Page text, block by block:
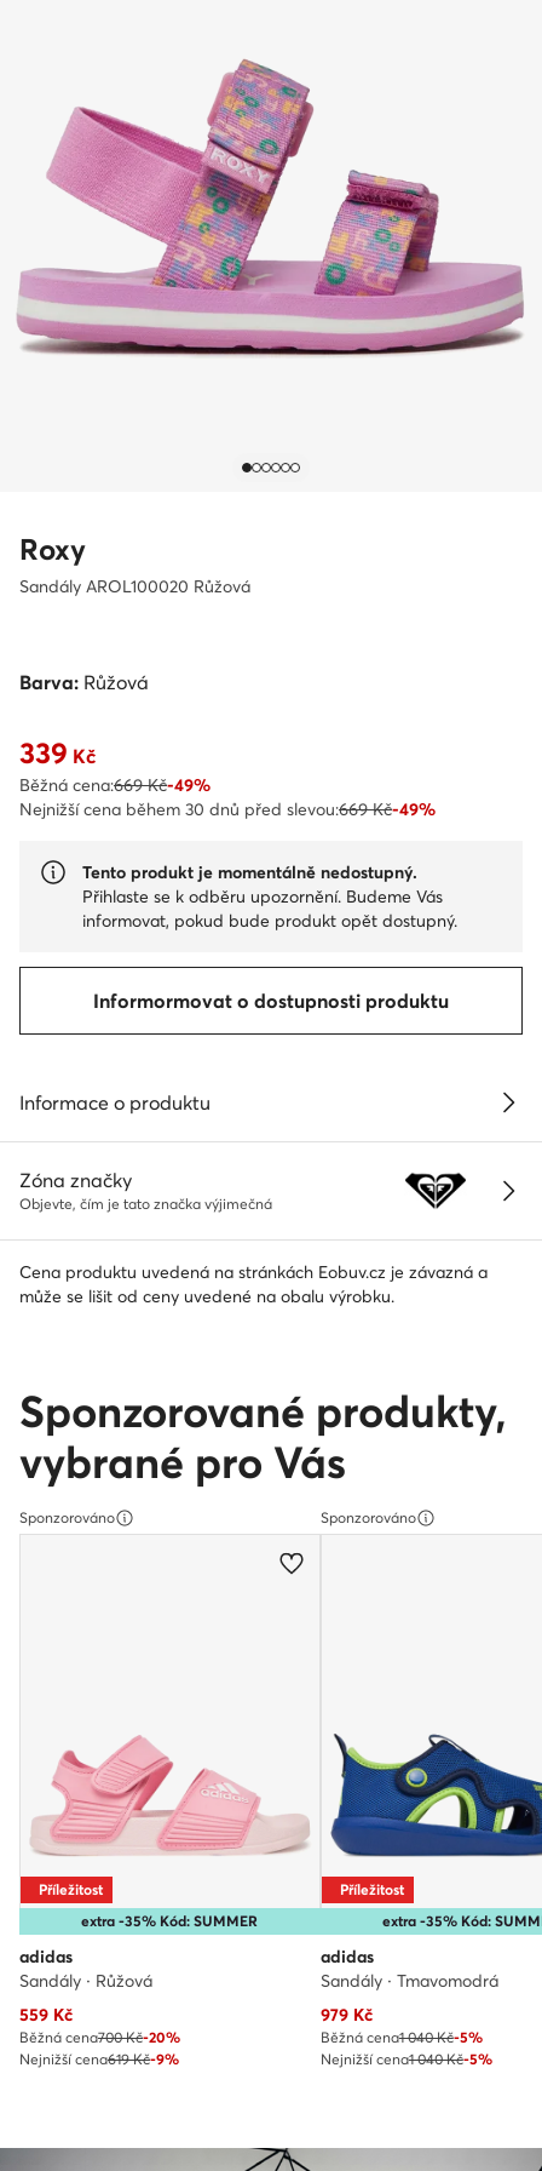
Roxy
Sandály AROL100020 Růžová
Barva: Růžová
Aktuální cena 339 Kč
339 Kč
Běžná cena:669 Kč-49%
Nejnižší cena během 30 dnů před slevou:669 Kč-49%
Tento produkt je momentálně nedostupný.
Přihlaste se k odběru upozornění. Budeme Vás
informovat, pokud bude produkt opět dostupný.
Informormovat o dostupnosti produktu
Informace o produktu
Zóna značky
Objevte, čím je tato značka výjimečná
Cena produktu uvedená na stránkách Eobuv.cz je závazná a
může se lišit od ceny uvedené na obalu výrobku.
Sponzorované produkty,
vybrané pro Vás
Sponzorováno
extra -35% Kód: SUMMER
Příležitost
adidas
Sandály · Růžová
Aktuální cena
559 Kč
Běžná cena700 Kč-20%
Nejnižší cena619 Kč-9%
Sponzorováno
extra -35% Kód:
Příležitost
adidas
Sandály · Tmavomodrá
Aktuální cena
979Kč
Běžná cena1 040 Kč-5%
Nejnižší cena1 040 Kč-5%